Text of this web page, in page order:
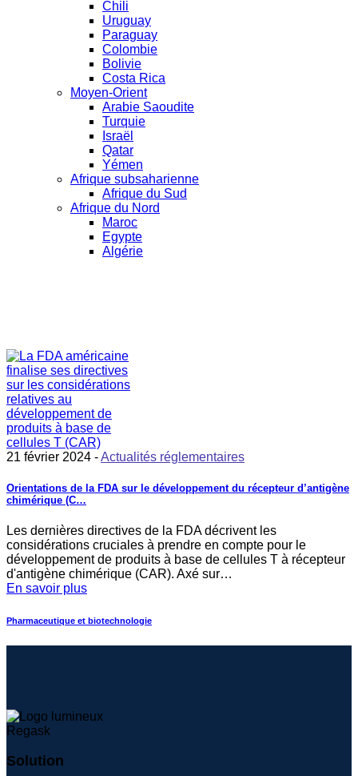
Chili
Uruguay
Paraguay
Colombie
Bolivie
Costa Rica
Moyen-Orient
Arabie Saoudite
Turquie
Israël
Qatar
Yémen
Afrique subsaharienne
Afrique du Sud
Afrique du Nord
Maroc
Egypte
Algérie
21 février 2024 -Actualités réglementaires
Orientations de la FDA sur le développement du récepteur d’antigène
chimérique (C…
Les dernières directives de la FDA décrivent les
considérations cruciales à prendre en compte pour le
développement de produits à base de cellules T à récepteur
d'antigène chimérique (CAR). Axé sur…
En savoir plus
Pharmaceutique et biotechnologie
Solution